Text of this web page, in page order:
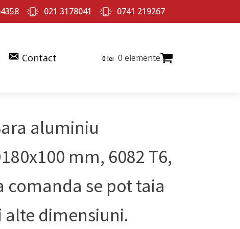
021 3178041 0741 219267
Contact 0 lei 0 elemente
aluminiu
mm, 6082 T6,
comanda se pot taia
alte dimensiuni.